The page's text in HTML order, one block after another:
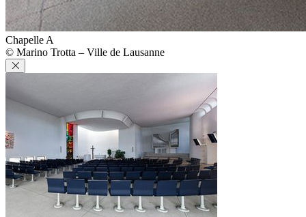
Chapelle A
© Marino Trotta – Ville de Lausanne